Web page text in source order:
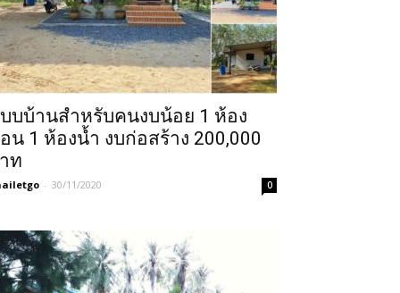
บบ้านสำหรับคนงบน้อย 1 ห้อง
น 1 ห้องน้ำ งบก่อสร้าง 200,000
ท
- 30/11/2020 0